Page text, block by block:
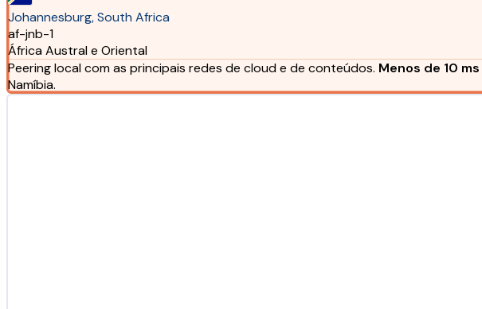
Johannesburg, South Africa
af-jnb-1
África Austral e Oriental
Peering local com as principais redes de cloud e de conteúdos. Menos de 10 ms
Namíbia.